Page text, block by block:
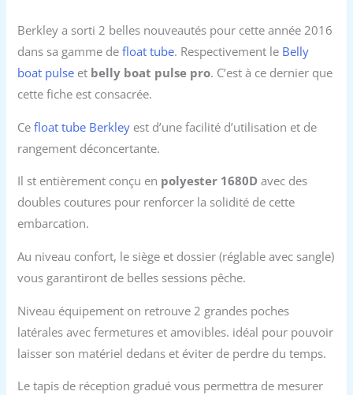
Berkley a sorti 2 belles nouveautés pour cette année 2016
dans sa gamme defloat tube. Respectivement le Belly
boat pulse et belly boat pulse pro. C’est à ce dernier que
cette fiche est consacrée.
Cefloat tube Berkley est d’une facilité d’utilisation et de
rangement déconcertante.
Il st entièrement conçu en polyester 1680D avec des
doubles coutures pour renforcer la solidité de cette
embarcation.
Au niveau confort, le siège et dossier (réglable avec sangle)
vous garantiront de belles sessions pêche.
Niveau équipement on retrouve 2 grandes poches
latérales avec fermetures et amovibles. idéal pour pouvoir
laisser son matériel dedans et éviter de perdre du temps.
Le tapis de réception gradué vous permettra de mesurer